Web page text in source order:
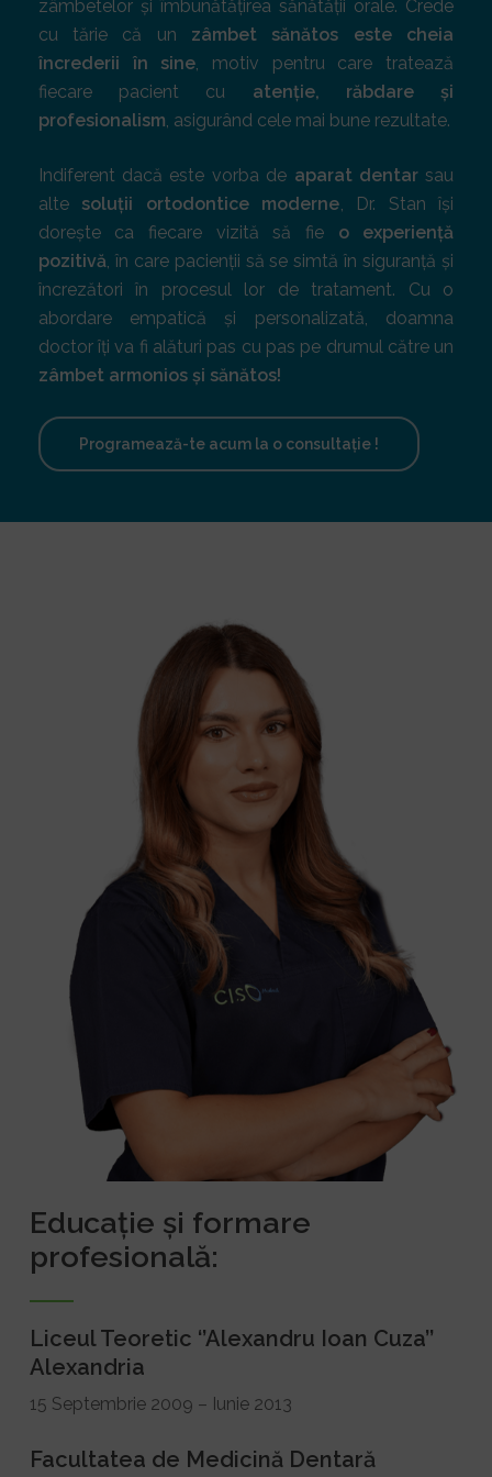
zâmbetelor și îmbunătățirea sănătății orale. Crede
cu tărie că un zâmbet sănătos este cheia
încrederii în sine, motiv pentru care tratează
fiecare pacient cu atenție, răbdare și
profesionalism, asigurând cele mai bune rezultate.
Indiferent dacă este vorba de aparat dentarsau
alte soluții ortodontice moderne, Dr. Stan își
dorește ca fiecare vizită să fie o experiență
pozitivă, în care pacienții să se simtă în siguranță și
încrezători în procesul lor de tratament. Cu o
abordare empatică și personalizată, doamna
doctor îți va fi alături pas cu pas pe drumul către un
zâmbet armonios și sănătos!
Programează-te acum la o consultație !
Educație și formare
profesională:
Liceul Teoretic ‘’Alexandru Ioan Cuza’’
Alexandria
15 Septembrie 2009 – Iunie 2013
Facultatea de Medicină Dentară